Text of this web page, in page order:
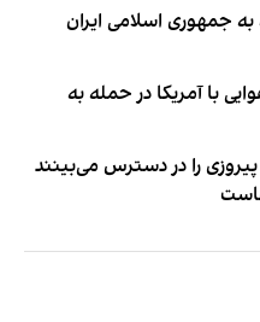
جمهوری اسلامی ایران
با آمریکا در حمله به
را در دسترس می‌بینند